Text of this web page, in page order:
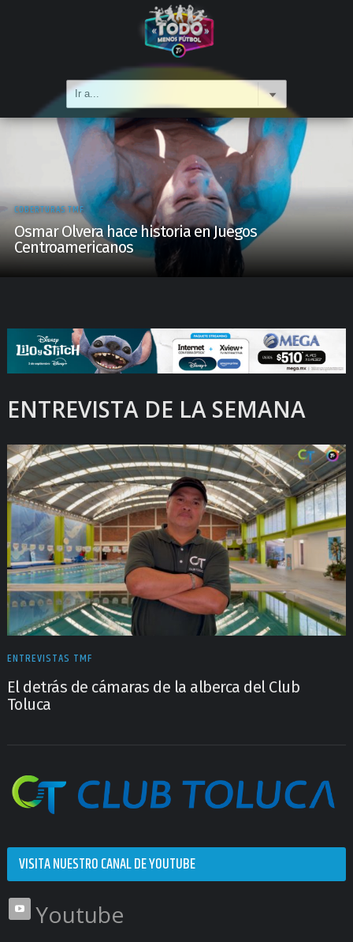
COBERTURAS TMF
Osmar Olvera hace historia en Juegos
Centroamericanos
ENTREVISTA DE LA SEMANA
ENTREVISTAS TMF
El detrás de cámaras de la alberca del Club
Toluca
VISITA NUESTRO CANAL DE YOUTUBE
Youtube